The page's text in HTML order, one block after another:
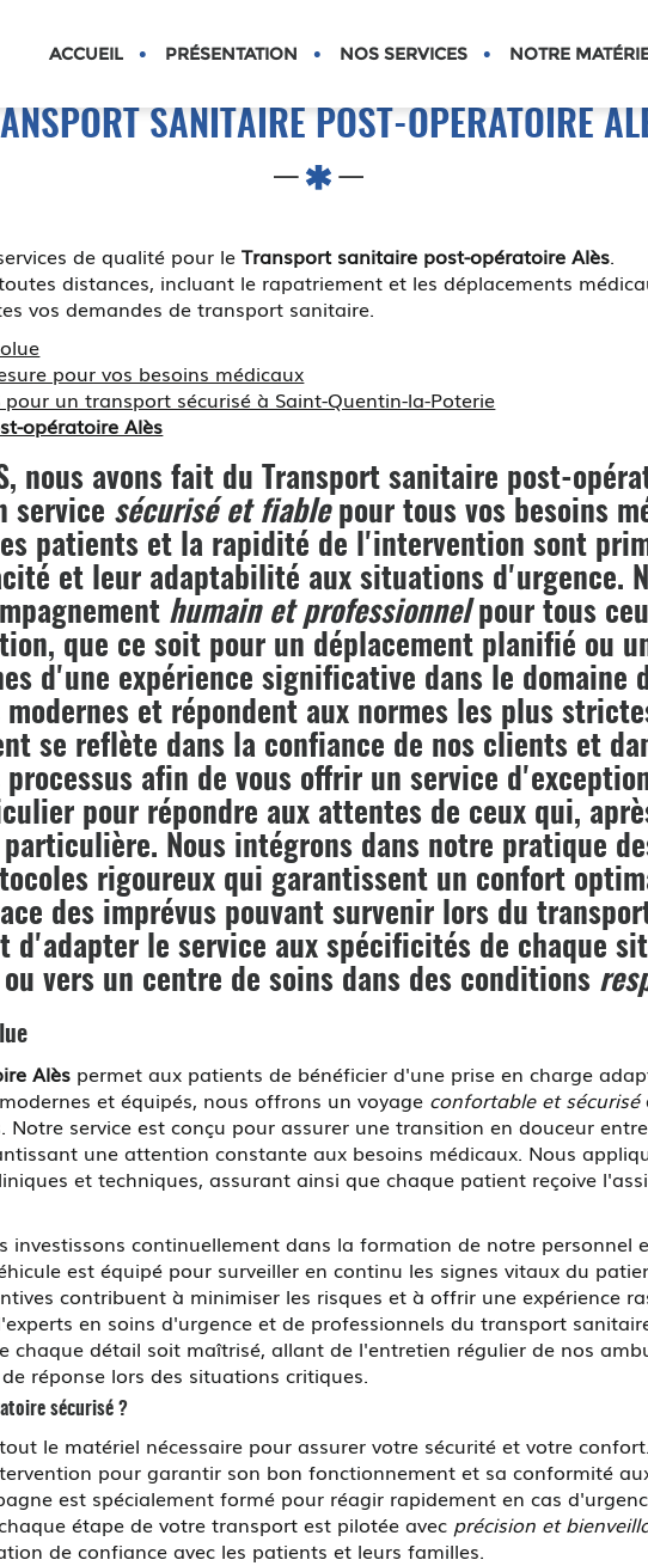
ACCUEIL PRÉSENTATION NOS SERVICES NOTRE
SANITAIRE POST-OPÉRATOIRE
de qualité pour leTransport sanitaire post-opératoire Alès.
distances, incluant le rapatriement et les déplacements
vos demandes de transport sanitaire.
pour vos besoins médicaux
pour un transport sécurisé à Saint-Quentin-la-Poterie
opératoire Alès
nous avons fait du Transport sanitaire post-
service sécurisé et fiablepour tous vos besoins
patients et la rapidité de l'intervention sont
et leur adaptabilité aux situations d'urgence.
humain et professionnelpour tous
que ce soit pour un déplacement planifié ou
d'une expérience significative dans le domaine
et répondent aux normes les plus
se reflète dans la confiance de nos clients et
afin de vous offrir un service
pour répondre aux attentes de ceux qui,
Nous intégrons dans notre pratique
rigoureux qui garantissent un confort
des imprévus pouvant survenir lors du
d'adapter le service aux spécificités de chaque
vers un centre de soins dans des conditions
Alès permet aux patients de bénéficier d'une prise en charge
et équipés, nous offrons un voyage confortable et sécurisé
Notre service est conçu pour assurer une transition en douceur
une attention constante aux besoins médicaux. Nous
et techniques, assurant ainsi que chaque patient reçoive
investissons continuellement dans la formation de notre personnel
est équipé pour surveiller en continu les signes vitaux du
contribuent à minimiser les risques et à offrir une expérience
en soins d'urgence et de professionnels du transport
chaque détail soit maîtrisé, allant de l'entretien régulier de nos
réponse lors des situations critiques.
sécurisé ?
le matériel nécessaire pour assurer votre sécurité et votre
pour garantir son bon fonctionnement et sa conformité
est spécialement formé pour réagir rapidement en cas
étape de votre transport est pilotée avec précision et
de confiance avec les patients et leurs familles.